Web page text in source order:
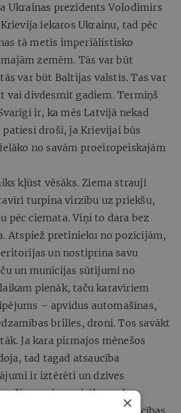
Ukrainas prezidents Volodimirs
iekaros Ukrainu, tad pēc
tā metīs imperiālistisko
zemēm. Tās var būt
var būt Baltijas valstis. Tas var
vai divdesmit gadiem. Termiņš
ir, ka mēs Latvijā nekad
patiesi droši, ja Krievijai būs
no savām proeiropeiskajām
kļūst vēsāks. Ziema strauji
turpina virzību uz priekšu,
pēc ciemata. Viņi to dara bez
Atspiež pretinieku no pozīcijām,
un nostiprina savu
un munīcijas sūtījumi no
pienāk, taču karavīriem
– apvidus automašīnas,
brilles, droni. Tos savākt
Ja kara pirmajos mēnešos
tad tagad atsaucība
ir iztērēti un dzīves
vajag vairāk naudas.
pie Krievijas vēstniecības
×